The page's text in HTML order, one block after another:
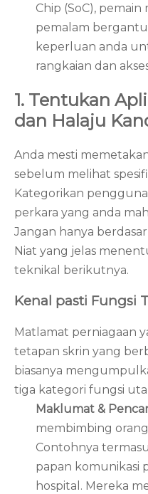
Chip (SoC),
pemalam
keperluan anda
rangkaian dan
1. Tentukan
dan Halaju
Anda mesti
sebelum melihat
Kategorikan
perkara yang anda
Jangan hanya
Niat yang jelas
teknikal berikutnya.
Kenal pasti Fungsi
Matlamat perniagaan
tetapan skrin yang
biasanya
tiga kategori fungsi
Maklumat &
membimbing
Contohnya
papan komunikasi
hospital. Mereka